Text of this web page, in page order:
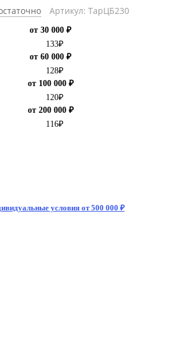
Артикул: ТарЦБ230
от 30 000 ₽
133₽
от 60 000 ₽
128₽
от 100 000 ₽
120₽
от 200 000 ₽
116₽
условия от 500 000 ₽